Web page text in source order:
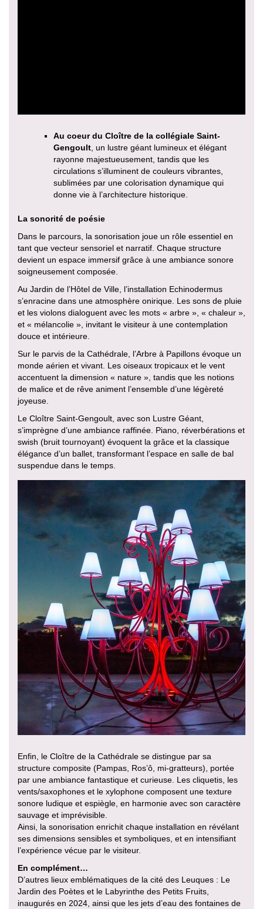
Au coeur du Cloître de la collégiale Saint-
Gengoult , un lustre géant lumineux et élégant
rayonne majestueusement, tandis que les
circulations s’illuminent de couleurs vibrantes,
sublimées par une colorisation dynamique qui
donne vie à l’architecture historique.
La sonorité de poésie
Dans le parcours, la sonorisation joue un rôle essentiel en
tant que vecteur sensoriel et narratif. Chaque structure
devient un espace immersif grâce à une ambiance sonore
soigneusement composée.
Au Jardin de l’Hôtel de Ville, l’installation Echinodermus
s’enracine dans une atmosphère onirique. Les sons de pluie
et les violons dialoguent avec les mots « arbre », « chaleur »,
et « mélancolie », invitant le visiteur à une contemplation
douce et intérieure.
Sur le parvis de la Cathédrale, l’Arbre à Papillons évoque un
monde aérien et vivant. Les oiseaux tropicaux et le vent
accentuent la dimension « nature », tandis que les notions
de malice et de rêve animent l’ensemble d’une légèreté
joyeuse.
Le Cloître Saint-Gengoult, avec son Lustre Géant,
s’imprègne d’une ambiance raffinée. Piano, réverbérations et
swish (bruit tournoyant) évoquent la grâce et la classique
élégance d’un ballet, transformant l’espace en salle de bal
suspendue dans le temps.
Enfin, le Cloître de la Cathédrale se distingue par sa
structure composite (Pampas, Ros’ô, mi-gratteurs), portée
par une ambiance fantastique et curieuse. Les cliquetis, les
vents/saxophones et le xylophone composent une texture
sonore ludique et espiègle, en harmonie avec son caractère
sauvage et imprévisible.
Ainsi, la sonorisation enrichit chaque installation en révélant
ses dimensions sensibles et symboliques, et en intensifiant
l’expérience vécue par le visiteur.
En complément…
D’autres lieux emblématiques de la cité des Leuques : Le
Jardin des Poètes et le Labyrinthe des Petits Fruits,
inaugurés en 2024, ainsi que les jets d’eau des fontaines de